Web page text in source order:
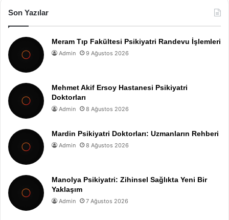
Son Yazılar
Meram Tıp Fakültesi Psikiyatri Randevu İşlemleri
Admin 9 Ağustos 2026
Mehmet Akif Ersoy Hastanesi Psikiyatri
Doktorları
Admin 8 Ağustos 2026
Mardin Psikiyatri Doktorları: Uzmanların Rehberi
Admin 8 Ağustos 2026
Manolya Psikiyatri: Zihinsel Sağlıkta Yeni Bir
Yaklaşım
Admin 7 Ağustos 2026